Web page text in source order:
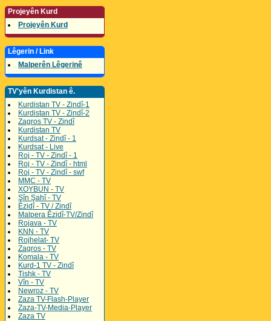
Projeyên Kurd
Projeyên Kurd
Lêgerin / Link
Malperên Lêgerinê
TV'yên Kurdistan ê.
Kurdistan TV - Zindî-1
Kurdistan TV - Zindî-2
Zagros TV - Zindî
Kurdistan TV
Kurdsat - Zindî - 1
Kurdsat - Live
Roj - TV - Zindî - 1
Roj - TV - Zindî - html
Roj - TV - Zindî - swf
MMC - TV
XOYBUN - TV
Şîn Şahî - TV
Êzidî - TV / Zindî
Malpera Êzidî-TV/Zindî
Rojava - TV
KNN - TV
Rojhelat- TV
Zagros - TV
Komala - TV
Kurd-1 TV - Zindî
Tishk - TV
Vîn - TV
Newroz - TV
Zaza TV-Flash-Player
Zaza-TV-Media-Player
Zaza TV